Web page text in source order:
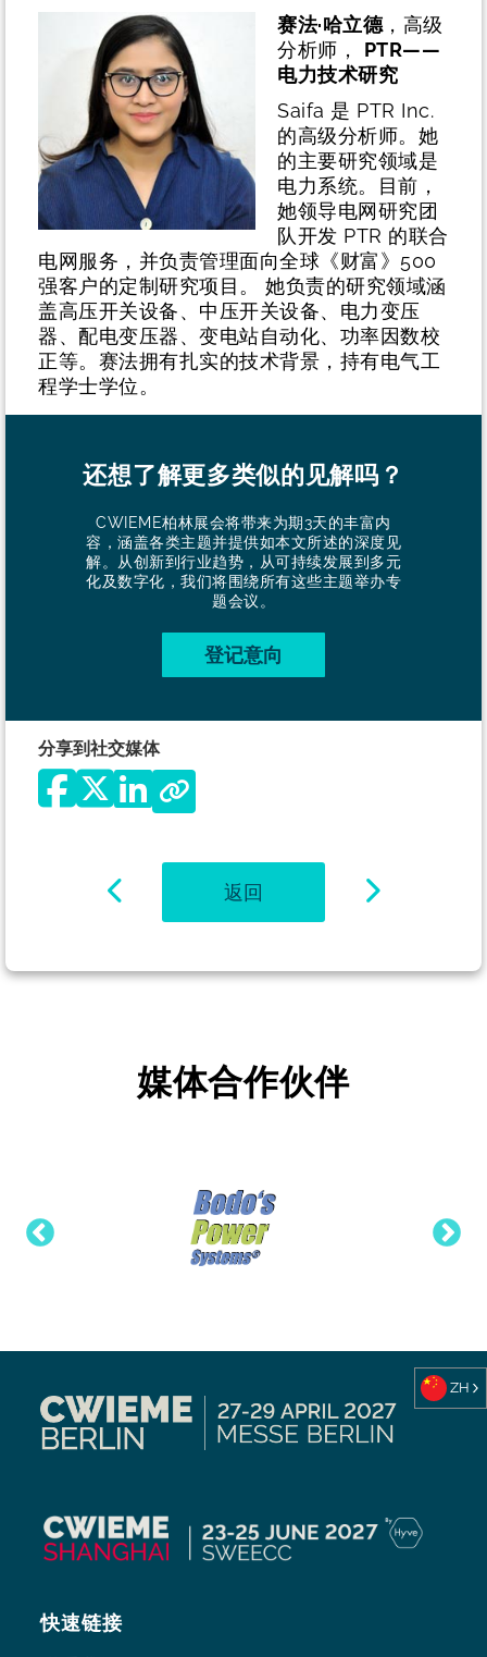
赛法·哈立德，高级
分析师， PTR——
电力技术研究
Saifa 是 PTR Inc.
的高级分析师。她
的主要研究领域是
电力系统。目前，
她领导电网研究团
队开发 PTR 的联合
电网服务，并负责管理面向全球《财富》500
强客户的定制研究项目。 她负责的研究领域涵
盖高压开关设备、中压开关设备、电力变压
器、配电变压器、变电站自动化、功率因数校
正等。赛法拥有扎实的技术背景，持有电气工
程学士学位。
还想了解更多类似的见解吗？
CWIEME柏林展会将带来为期3天的丰富内
容，涵盖各类主题并提供如本文所述的深度见
解。从创新到行业趋势，从可持续发展到多元
化及数字化，我们将围绕所有这些主题举办专
题会议。
登记意向
分享到社交媒体
返回
媒体合作伙伴
快速链接
ZH